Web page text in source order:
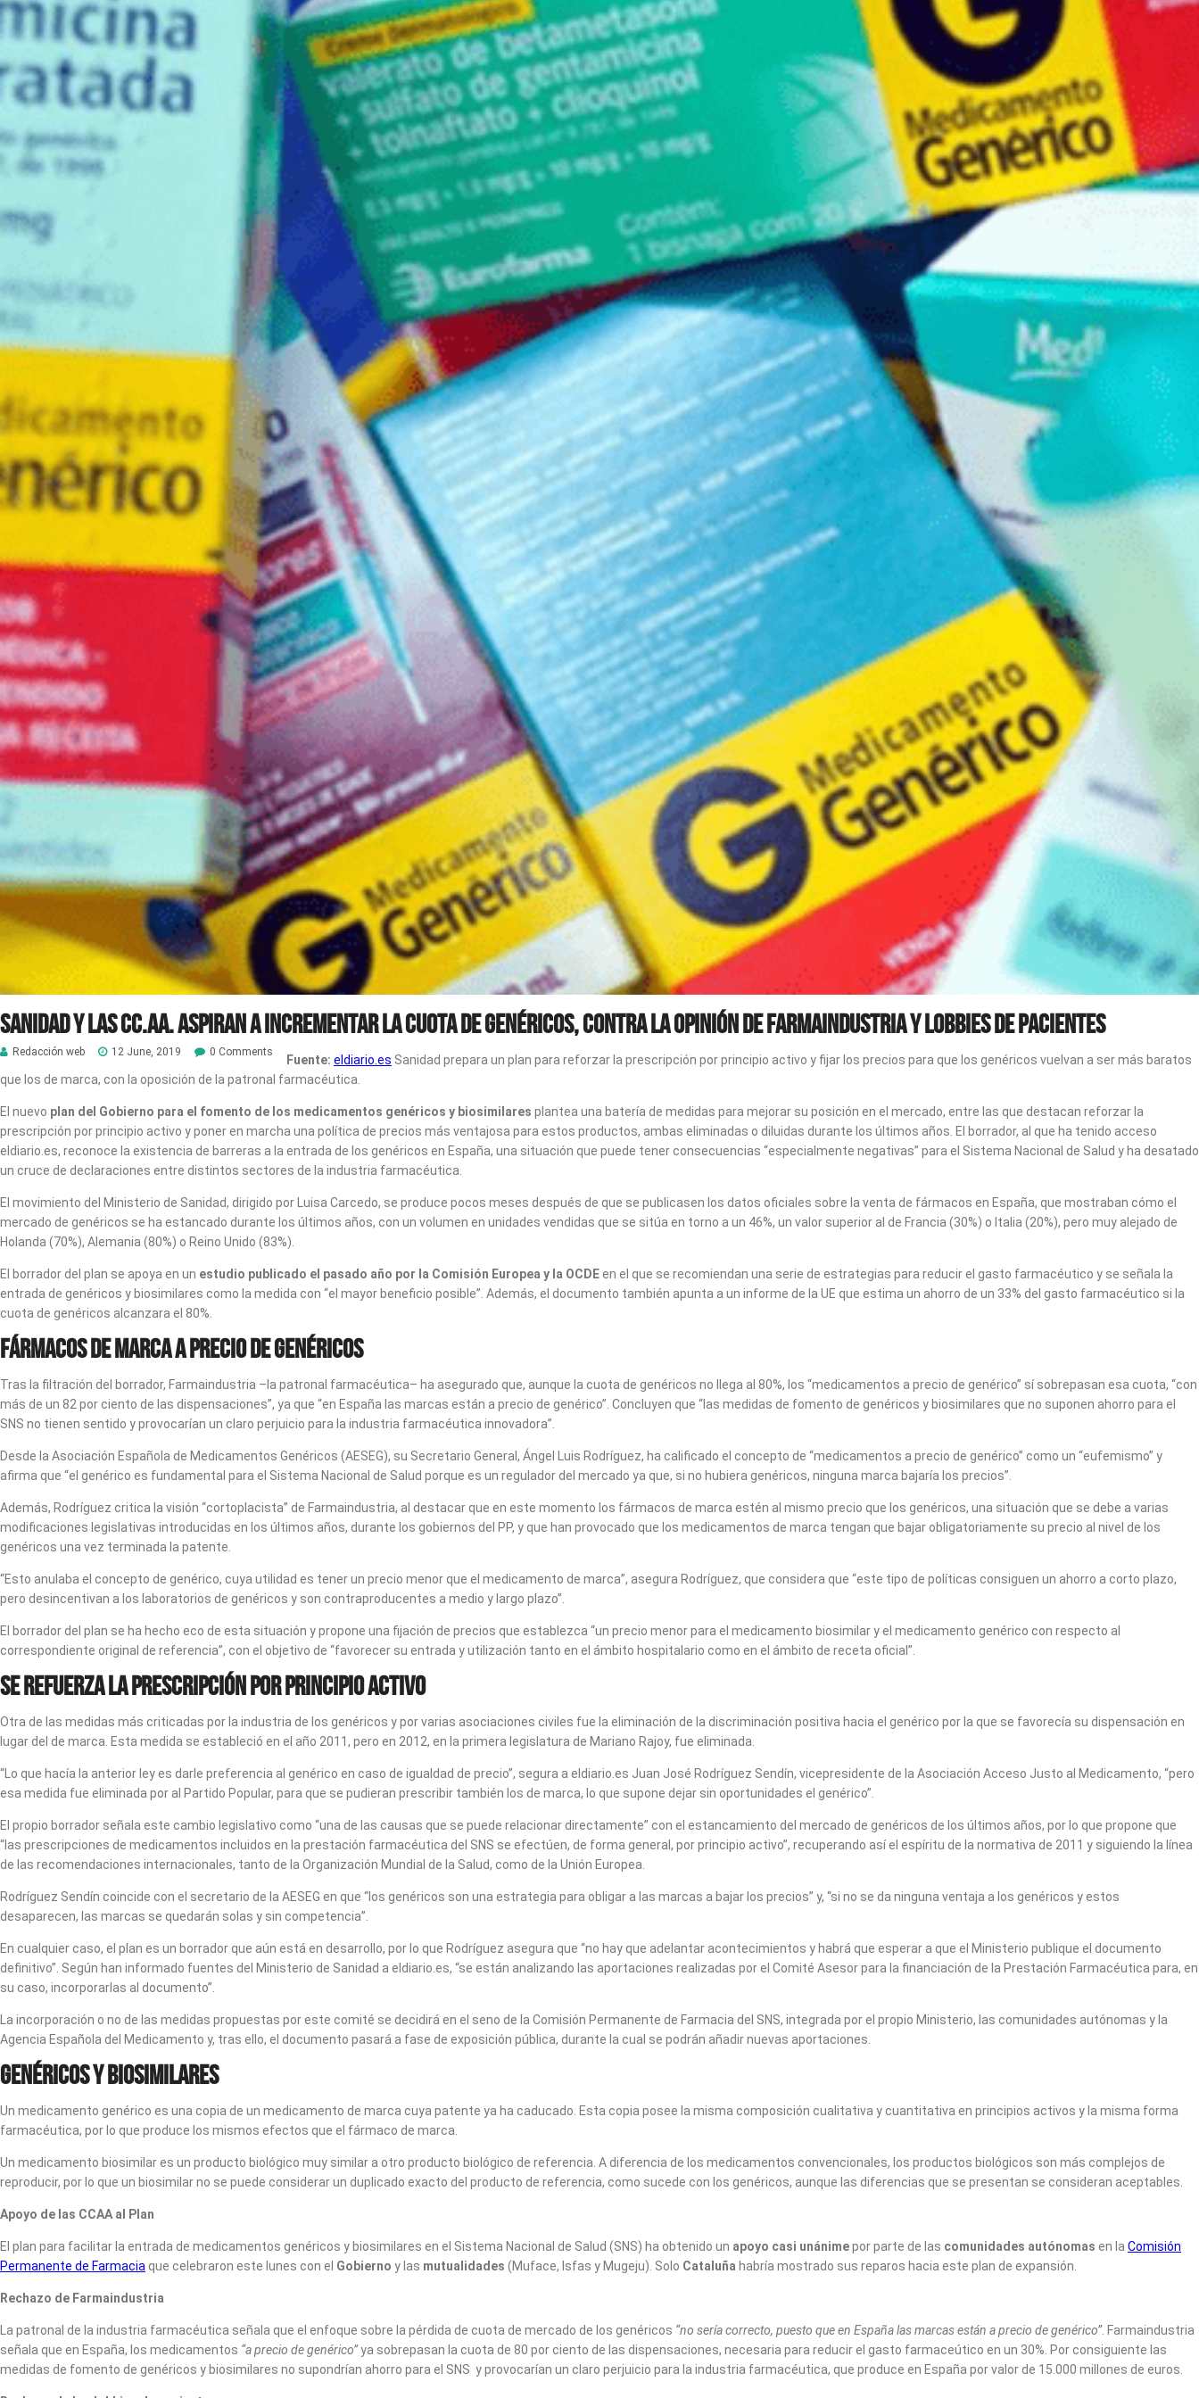
Sanidad y las CC.AA. aspiran a incrementar la cuota de genéricos, contra la opinión de Farmaindustria y lobbies de pacientes
Redacción web 12 June, 2019 0 Comments
Fuente: eldiario.es Sanidad prepara un plan para reforzar la prescripción por principio activo y fijar los precios para que los genéricos vuelvan a ser más baratos
que los de marca, con la oposición de la patronal farmacéutica.
El nuevo plan del Gobierno para el fomento de los medicamentos genéricos y biosimilares plantea una batería de medidas para mejorar su posición en el mercado, entre las que destacan reforzar la
prescripción por principio activo y poner en marcha una política de precios más ventajosa para estos productos, ambas eliminadas o diluidas durante los últimos años. El borrador, al que ha tenido acceso
eldiario.es, reconoce la existencia de barreras a la entrada de los genéricos en España, una situación que puede tener consecuencias “especialmente negativas” para el Sistema Nacional de Salud y ha desatado
un cruce de declaraciones entre distintos sectores de la industria farmacéutica.
El movimiento del Ministerio de Sanidad, dirigido por Luisa Carcedo, se produce pocos meses después de que se publicasen los datos oficiales sobre la venta de fármacos en España, que mostraban cómo el
mercado de genéricos se ha estancado durante los últimos años, con un volumen en unidades vendidas que se sitúa en torno a un 46%, un valor superior al de Francia (30%) o Italia (20%), pero muy alejado de
Holanda (70%), Alemania (80%) o Reino Unido (83%).
El borrador del plan se apoya en un estudio publicado el pasado año por la Comisión Europea y la OCDEen el que se recomiendan una serie de estrategias para reducir el gasto farmacéutico y se señala la
entrada de genéricos y biosimilares como la medida con “el mayor beneficio posible”. Además, el documento también apunta a un informe de la UE que estima un ahorro de un 33% del gasto farmacéutico si la
cuota de genéricos alcanzara el 80%.
Fármacos de marca a precio de genéricos
Tras la filtración del borrador, Farmaindustria –la patronal farmacéutica– ha asegurado que, aunque la cuota de genéricos no llega al 80%, los “medicamentos a precio de genérico” sí sobrepasan esa cuota, “con
más de un 82 por ciento de las dispensaciones”, ya que “en España las marcas están a precio de genérico”. Concluyen que “las medidas de fomento de genéricos y biosimilares que no suponen ahorro para el
SNS no tienen sentido y provocarían un claro perjuicio para la industria farmacéutica innovadora”.
Desde la Asociación Española de Medicamentos Genéricos (AESEG), su Secretario General, Ángel Luis Rodríguez, ha calificado el concepto de “medicamentos a precio de genérico” como un “eufemismo” y
afirma que “el genérico es fundamental para el Sistema Nacional de Salud porque es un regulador del mercado ya que, si no hubiera genéricos, ninguna marca bajaría los precios”.
Además, Rodríguez critica la visión “cortoplacista” de Farmaindustria, al destacar que en este momento los fármacos de marca estén al mismo precio que los genéricos, una situación que se debe a varias
modificaciones legislativas introducidas en los últimos años, durante los gobiernos del PP, y que han provocado que los medicamentos de marca tengan que bajar obligatoriamente su precio al nivel de los
genéricos una vez terminada la patente.
“Esto anulaba el concepto de genérico, cuya utilidad es tener un precio menor que el medicamento de marca”, asegura Rodríguez, que considera que “este tipo de políticas consiguen un ahorro a corto plazo,
pero desincentivan a los laboratorios de genéricos y son contraproducentes a medio y largo plazo”.
El borrador del plan se ha hecho eco de esta situación y propone una fijación de precios que establezca “un precio menor para el medicamento biosimilar y el medicamento genérico con respecto al
correspondiente original de referencia”, con el objetivo de “favorecer su entrada y utilización tanto en el ámbito hospitalario como en el ámbito de receta oficial”.
Se refuerza la prescripción por principio activo
Otra de las medidas más criticadas por la industria de los genéricos y por varias asociaciones civiles fue la eliminación de la discriminación positiva hacia el genérico por la que se favorecía su dispensación en
lugar del de marca. Esta medida se estableció en el año 2011, pero en 2012, en la primera legislatura de Mariano Rajoy, fue eliminada.
“Lo que hacía la anterior ley es darle preferencia al genérico en caso de igualdad de precio”, segura a eldiario.es Juan José Rodríguez Sendín, vicepresidente de la Asociación Acceso Justo al Medicamento, “pero
esa medida fue eliminada por al Partido Popular, para que se pudieran prescribir también los de marca, lo que supone dejar sin oportunidades el genérico”.
El propio borrador señala este cambio legislativo como “una de las causas que se puede relacionar directamente” con el estancamiento del mercado de genéricos de los últimos años, por lo que propone que
“las prescripciones de medicamentos incluidos en la prestación farmacéutica del SNS se efectúen, de forma general, por principio activo”, recuperando así el espíritu de la normativa de 2011 y siguiendo la línea
de las recomendaciones internacionales, tanto de la Organización Mundial de la Salud, como de la Unión Europea.
Rodríguez Sendín coincide con el secretario de la AESEG en que “los genéricos son una estrategia para obligar a las marcas a bajar los precios” y, “si no se da ninguna ventaja a los genéricos y estos
desaparecen, las marcas se quedarán solas y sin competencia”.
En cualquier caso, el plan es un borrador que aún está en desarrollo, por lo que Rodríguez asegura que “no hay que adelantar acontecimientos y habrá que esperar a que el Ministerio publique el documento
definitivo”. Según han informado fuentes del Ministerio de Sanidad a eldiario.es, “se están analizando las aportaciones realizadas por el Comité Asesor para la financiación de la Prestación Farmacéutica para, en
su caso, incorporarlas al documento”.
La incorporación o no de las medidas propuestas por este comité se decidirá en el seno de la Comisión Permanente de Farmacia del SNS, integrada por el propio Ministerio, las comunidades autónomas y la
Agencia Española del Medicamento y, tras ello, el documento pasará a fase de exposición pública, durante la cual se podrán añadir nuevas aportaciones.
Genéricos y biosimilares
Un medicamento genérico es una copia de un medicamento de marca cuya patente ya ha caducado. Esta copia posee la misma composición cualitativa y cuantitativa en principios activos y la misma forma
farmacéutica, por lo que produce los mismos efectos que el fármaco de marca.
Un medicamento biosimilar es un producto biológico muy similar a otro producto biológico de referencia. A diferencia de los medicamentos convencionales, los productos biológicos son más complejos de
reproducir, por lo que un biosimilar no se puede considerar un duplicado exacto del producto de referencia, como sucede con los genéricos, aunque las diferencias que se presentan se consideran aceptables.
Apoyo de las CCAA al Plan
El plan para facilitar la entrada de medicamentos genéricos y biosimilares en el Sistema Nacional de Salud (SNS) ha obtenido un apoyo casi unánimepor parte de las comunidades autónomas en la Comisión
Permanente de Farmacia que celebraron este lunes con el Gobierno y las mutualidades (Muface, Isfas y Mugeju). Solo Cataluña habría mostrado sus reparos hacia este plan de expansión.
Rechazo de Farmaindustria
La patronal de la industria farmacéutica señala que el enfoque sobre la pérdida de cuota de mercado de los genéricos “no sería correcto, puesto que en España las marcas están a precio de genérico”. Farmaindustria
señala que en España, los medicamentos “a precio de genérico”ya sobrepasan la cuota de 80 por ciento de las dispensaciones, necesaria para reducir el gasto farmaceútico en un 30%. Por consiguiente las
medidas de fomento de genéricos y biosimilares no supondrían ahorro para el SNS y provocarían un claro perjuicio para la industria farmacéutica, que produce en España por valor de 15.000 millones de euros.